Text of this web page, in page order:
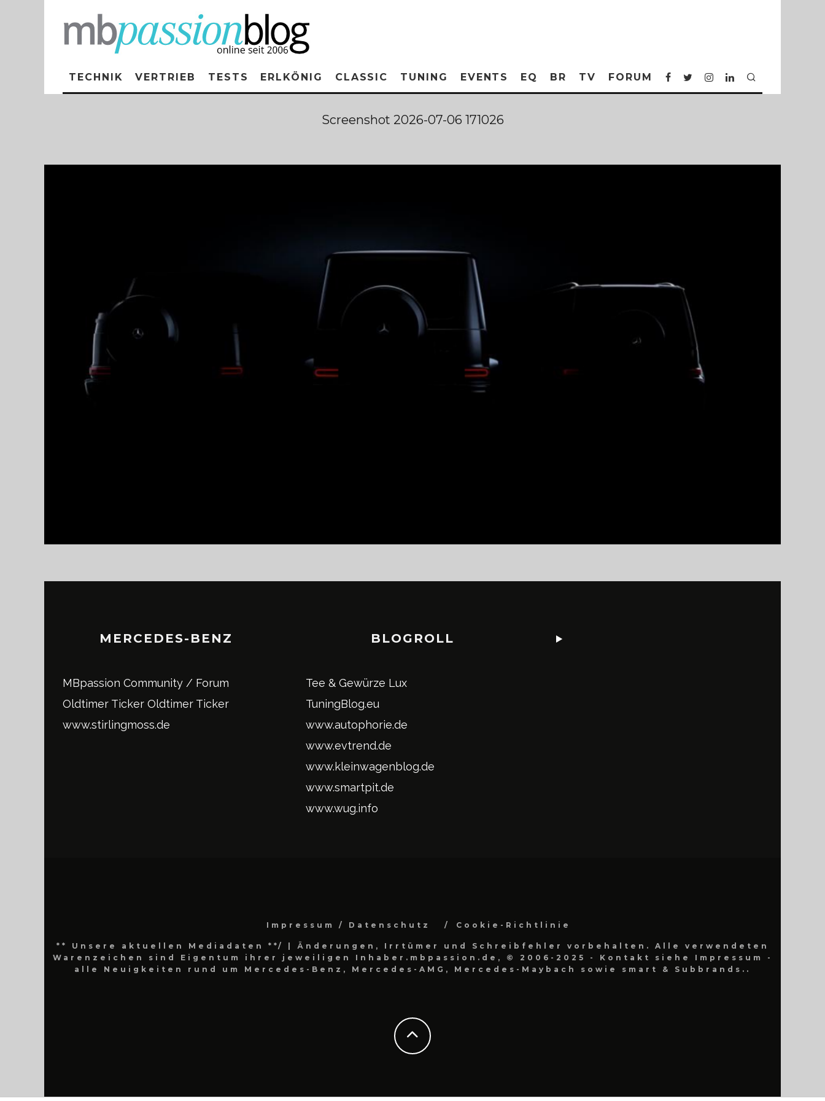
TECHNIK VERTRIEB TESTS ERLKÖNIG CLASSIC TUNING EVENTS EQ BR TV FORUM
Screenshot 2026-07-06 171026
MERCEDES-BENZ
MBpassion Community / Forum
Oldtimer Ticker Oldtimer Ticker
www.stirlingmoss.de
BLOGROLL
Tee & Gewürze Lux
TuningBlog.eu
www.autophorie.de
www.evtrend.de
www.kleinwagenblog.de
www.smartpit.de
www.wug.info
Impressum / Datenschutz Cookie-Richtlinie
** Unsere aktuellen Mediadaten **/
| Änderungen, Irrtümer und Schreibfehler vorbehalten. Alle verwendeten
Warenzeichen sind Eigentum ihrer jeweiligen Inhaber.mbpassion.de, © 2006-2025 - Kontakt siehe Impressum -
alle Neuigkeiten rund um Mercedes-Benz, Mercedes-AMG, Mercedes-Maybach sowie smart & Subbrands..